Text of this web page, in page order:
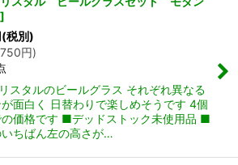
]
(税別)
円)
スタルのビールグラス それぞれ異なる
面白く 日替わりで楽しめそうです 4個
の価格です ■デッドストック未使用品 ■
ちばん左の高さが…